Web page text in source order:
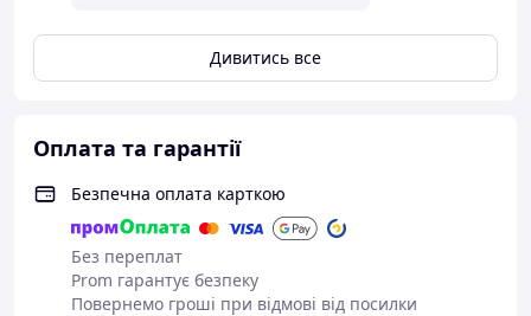
Дивитись все
Оплата та гарантії
Безпечна оплата карткою
Без переплат
Prom гарантує безпеку
Повернемо гроші при відмові від посилки